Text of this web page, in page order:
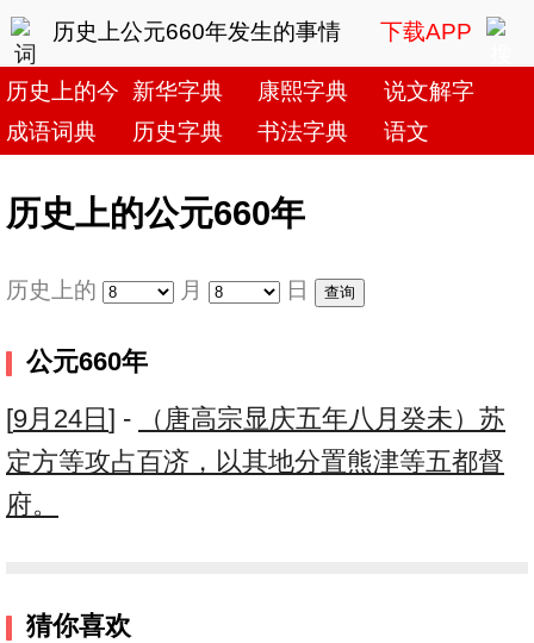
历史上公元660年发生的事情 下载APP
历史上的今天新华字典 康熙字典
说文解字
成语词典
历史字典 书法字典 语文
历史上的公元660年
历史上的 月 日
公元660年
[9月24日 ] -
（唐高宗显庆五年八月癸未）苏
定方等攻占百济，以其地分置熊津等五都督
府。
猜你喜欢